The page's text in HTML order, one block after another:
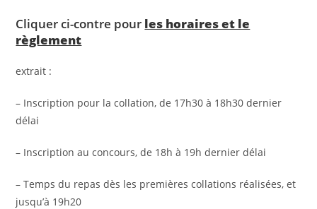
Cliquer ci-contre pour les horaires et le
règlement
extrait :
– Inscription pour la collation, de 17h30 à 18h30 dernier
délai
– Inscription au concours, de 18h à 19h dernier délai
– Temps du repas dès les premières collations réalisées, et
jusqu’à 19h20